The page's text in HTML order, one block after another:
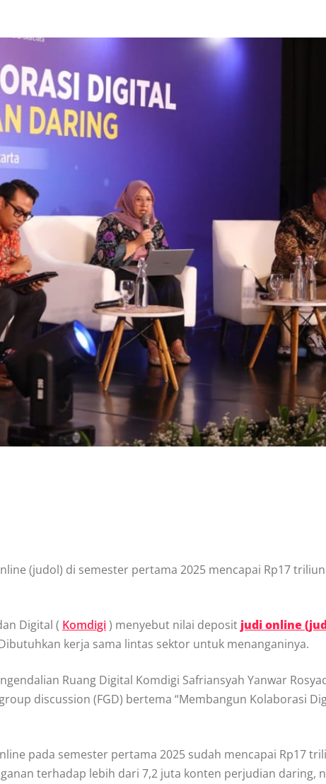
(judol) di semester pertama 2025 mencapai Rp17
Digital ( Komdigi) menyebut nilai deposit judi online
kerja sama lintas sektor untuk menanganinya.
Ruang Digital Komdigi Safriansyah Yanwar
discussion (FGD) bertema “Membangun Kolaborasi
pada semester pertama 2025 sudah mencapai Rp17
terhadap lebih dari 7,2 juta konten perjudian daring,